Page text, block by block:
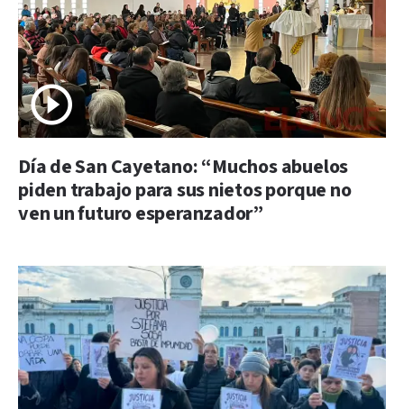
Día de San Cayetano: “Muchos abuelos
piden trabajo para sus nietos porque no
ven un futuro esperanzador”